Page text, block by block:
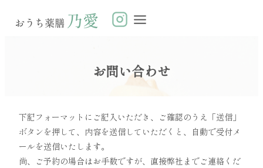
お問い合わせ
下記フォーマットにご記入いただき、ご確認のうえ「送信」
ボタンを押して、内容を送信していただくと、自動で受付メ
ールを送信いたします。
尚、ご予約の場合はお手数ですが、直接弊社までご連絡くだ